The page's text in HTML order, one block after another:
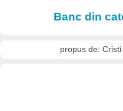
Banc din
propus de: